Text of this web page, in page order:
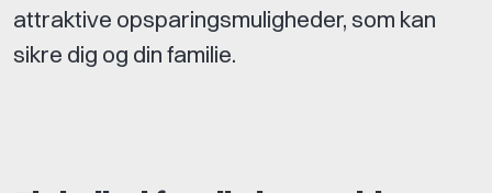
attraktive opsparingsmuligheder, som kan
sikre dig og din familie.